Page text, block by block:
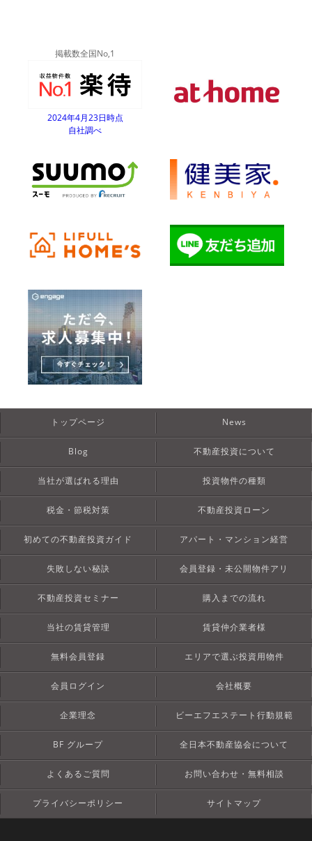
掲載数全国No,1
2024年4月23日時点
自社調べ
トップページ News
Blog 不動産投資について
当社が選ばれる理由 投資物件の種類
税金・節税対策 不動産投資ローン
初めての不動産投資ガイド アパート・マンション経営
失敗しない秘訣 会員登録・未公開物件アリ
不動産投資セミナー 購入までの流れ
当社の賃貸管理 賃貸仲介業者様
無料会員登録 エリアで選ぶ投資用物件
会員ログイン 会社概要
企業理念 ビーエフエステート行動規範
BF グループ 全日本不動産協会について
よくあるご質問 お問い合わせ・無料相談
プライバシーポリシー サイトマップ